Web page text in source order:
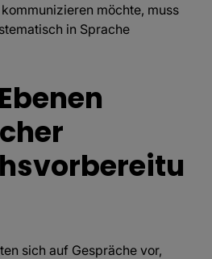
möchte, muss
in Sprache
sich auf Gespräche vor,